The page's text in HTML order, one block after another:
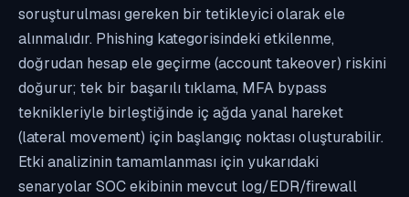
soruşturulması gereken bir tetikleyici olarak ele
alınmalıdır. Phishing kategorisindeki etkilenme,
doğrudan hesap ele geçirme (account takeover) riskini
doğurur; tek bir başarılı tıklama, MFA bypass
teknikleriyle birleştiğinde iç ağda yanal hareket
(lateral movement) için başlangıç noktası oluşturabilir.
Etki analizinin tamamlanması için yukarıdaki
senaryolar SOC ekibinin mevcut log/EDR/firewall